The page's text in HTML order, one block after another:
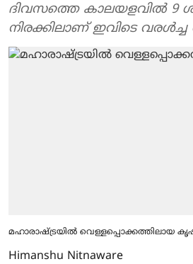
ദിവസത്തെ കാലയളവിൽ 9
നിരക്കിലാണ് ഇവിടെ
മഹാരാഷ്ട്രയിൽ വെള്ളപ്പൊക്കത്തിലായ
Himanshu Nitnaware